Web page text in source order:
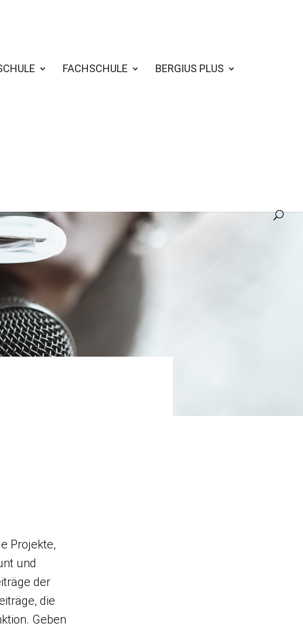
FACHSCHULE BERGIUS PLUS
Projekte,
und
der
die
Geben